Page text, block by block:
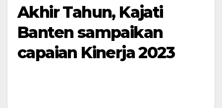
Akhir Tahun, Kajati
Banten sampaikan
capaian Kinerja 2023